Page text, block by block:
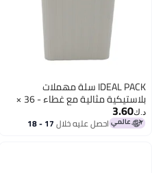
IDEAL PACK سلة مهملات
بلاستيكية مثالية مع غطاء - 36 ×
27 سم | سلة قمامة مدمجة
مغطاة للمنزل أو الحمام أو المكتب
د.ك‏3.60
احصل عليه خلال 17 - 18